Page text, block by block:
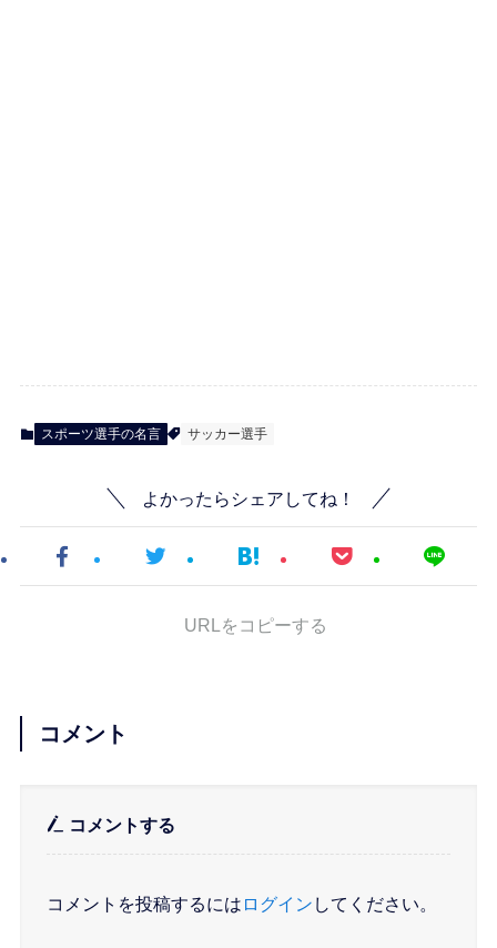
スポーツ選手の名言 サッカー選手
よかったらシェアしてね！
URLをコピーする
コメント
コメントする
コメントを投稿するには ログイン してください。